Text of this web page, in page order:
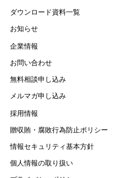
ダウンロード資料一覧
お知らせ
企業情報
お問い合わせ
無料相談申し込み
メルマガ申し込み
採用情報
贈収賄・腐敗行為防止ポリシー
情報セキュリティ基本方針
個人情報の取り扱い